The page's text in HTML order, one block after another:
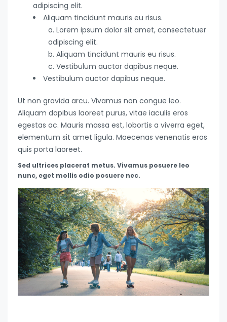
adipiscing elit.
Aliquam tincidunt mauris eu risus.
Lorem ipsum dolor sit amet, consectetuer
adipiscing elit.
Aliquam tincidunt mauris eu risus.
Vestibulum auctor dapibus neque.
Vestibulum auctor dapibus neque.
Ut non gravida arcu. Vivamus non congue leo.
Aliquam dapibus laoreet purus, vitae iaculis eros
egestas ac. Mauris massa est, lobortis a viverra eget,
elementum sit amet ligula. Maecenas venenatis eros
quis porta laoreet.
Sed ultrices placerat metus. Vivamus posuere leo
nunc, eget mollis odio posuere nec.